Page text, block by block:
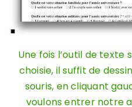
Une fois l’outil de
choisie, il suffit de
souris, en cliquant
voulons entrer notre